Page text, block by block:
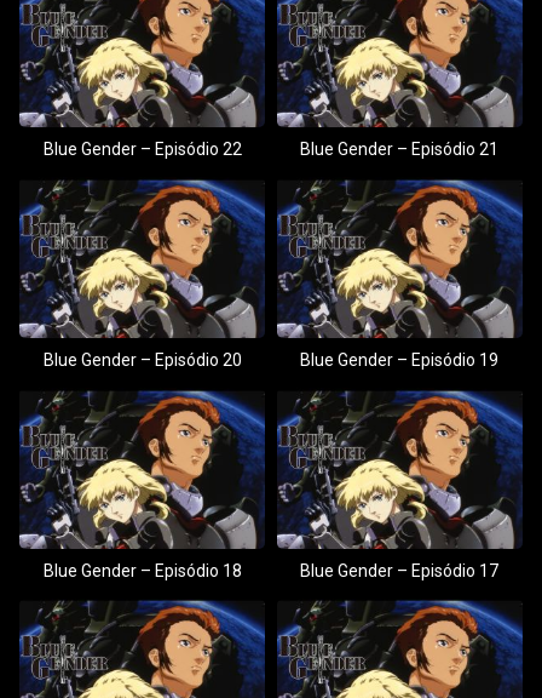
Blue Gender – Episódio 22 Blue Gender – Episódio 21
Blue Gender – Episódio 20 Blue Gender – Episódio 19
Blue Gender – Episódio 18 Blue Gender – Episódio 17